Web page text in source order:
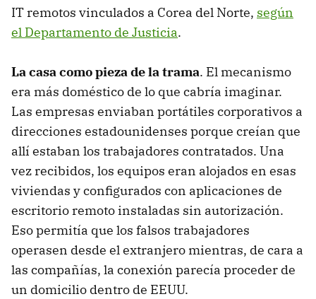
IT remotos vinculados a Corea del Norte, según
el Departamento de Justicia.
La casa como pieza de la trama. El mecanismo
era más doméstico de lo que cabría imaginar.
Las empresas enviaban portátiles corporativos a
direcciones estadounidenses porque creían que
allí estaban los trabajadores contratados. Una
vez recibidos, los equipos eran alojados en esas
viviendas y configurados con aplicaciones de
escritorio remoto instaladas sin autorización.
Eso permitía que los falsos trabajadores
operasen desde el extranjero mientras, de cara a
las compañías, la conexión parecía proceder de
un domicilio dentro de EEUU.